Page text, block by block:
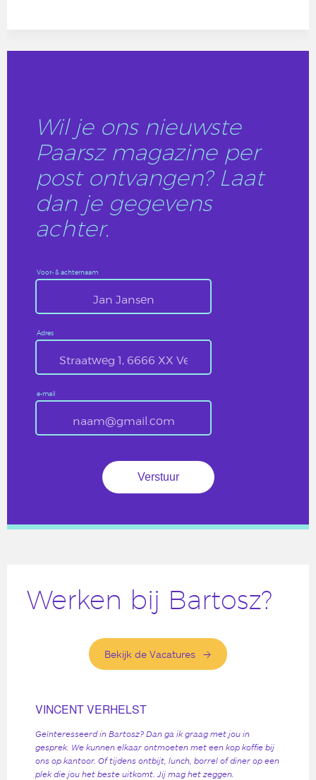
Wil je ons nieuwste
Paarsz magazine per
post ontvangen? Laat
dan je gegevens
achter.
Voor- & achternaam
Adres
e-mail
Werken bij Bartosz?
Bekijk de Vacatures
VINCENT VERHELST
Geïnteresseerd in Bartosz? Dan ga ik graag met jou in
gesprek. We kunnen elkaar ontmoeten met een kop koffie bij
ons op kantoor. Of tijdens ontbijt, lunch, borrel of diner op een
plek die jou het beste uitkomt. Jij mag het zeggen.